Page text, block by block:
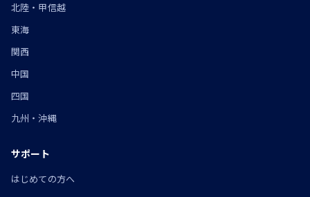
北陸・甲信越
東海
関西
中国
四国
九州・沖縄
サポート
はじめての方へ